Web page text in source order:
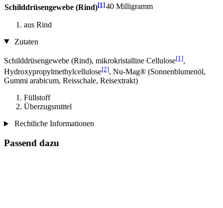
Schilddrüsengewebe (Rind)[1]40 Milligramm
aus Rind
Zutaten
Schilddrüsengewebe (Rind), mikrokristalline Cellulose[1],
Hydroxypropylmethylcellulose[2], Nu-Mag® (Sonnenblumenöl,
Gummi arabicum, Reisschale, Reisextrakt)
Füllstoff
Überzugsmittel
Rechtliche Informationen
Passend dazu